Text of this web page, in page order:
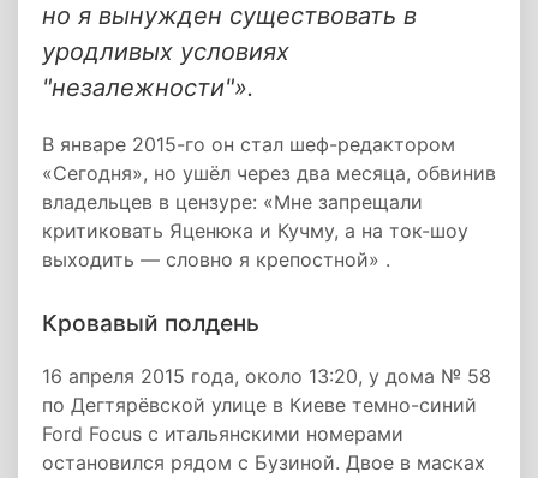
но я вынужден существовать в
уродливых условиях
"незалежности"».
В январе 2015-го он стал шеф-редактором
«Сегодня», но ушёл через два месяца, обвинив
владельцев в цензуре: «Мне запрещали
критиковать Яценюка и Кучму, а на ток-шоу
выходить — словно я крепостной» .
Кровавый полдень
16 апреля 2015 года, около 13:20, у дома № 58
по Дегтярёвской улице в Киеве темно-синий
Ford Focus с итальянскими номерами
остановился рядом с Бузиной. Двое в масках